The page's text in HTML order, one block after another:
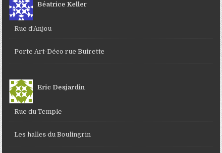
Béatrice Keller
Rue d’Anjou
Porte Art-Déco rue Buirette
Eric Desjardin
Rue du Temple
Les halles du Boulingrin